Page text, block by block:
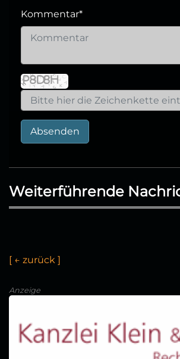
Kommentar*
Absenden
Weiterführende
[ ← zurück ]
Anzeige